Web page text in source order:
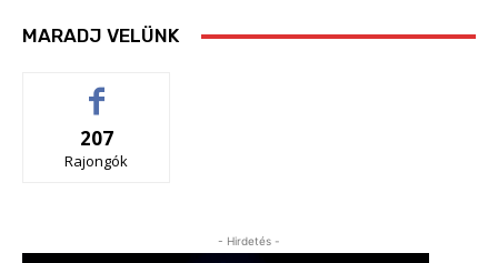
MARADJ VELÜNK
207
Rajongók
- Hirdetés -